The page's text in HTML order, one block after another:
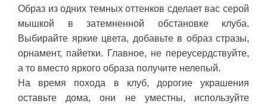
Образ из одних темных оттенков сделает вас серой
мышкой в затемненной обстановке клуба.
Выбирайте яркие цвета, добавьте в образ стразы,
орнамент, пайетки. Главное, не переусердствуйте,
а то вместо яркого образа получите нелепый.
На время похода в клуб, дорогие украшения
оставьте дома, они не уместны, используйте